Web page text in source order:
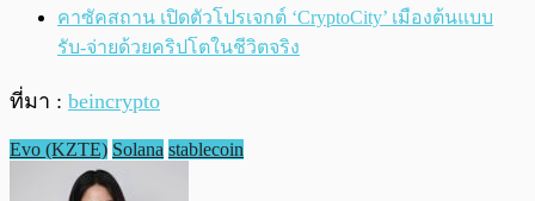
คาซัคสถาน เปิดตัวโปรเจกต์ ‘CryptoCity’ เมืองต้นแบบ
รับ-จ่ายด้วยคริปโตในชีวิตจริง
ที่มา : beincrypto
Evo (KZTE) Solana stablecoin